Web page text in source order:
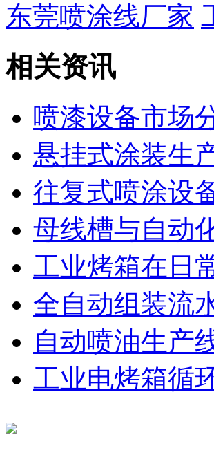
东莞喷涂线厂家
相关资讯
喷漆设备市场
悬挂式涂装生
往复式喷涂设
母线槽与自动
工业烤箱在日
全自动组装流
自动喷油生产
工业电烤箱循